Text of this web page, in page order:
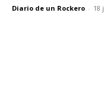
Diario de un Rockero - 18